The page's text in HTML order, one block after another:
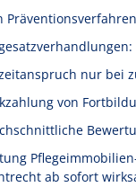
nur bei
von
ab sofort